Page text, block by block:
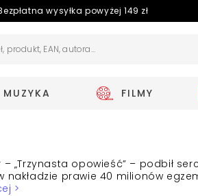
wysyłka powyżej 149 zł
MUZYKA FILMY
opowieść” – podbił
prawie 40 milionów
>